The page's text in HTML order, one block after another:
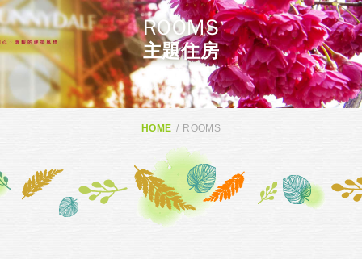
ROOMS
主題住房
HOME ROOMS